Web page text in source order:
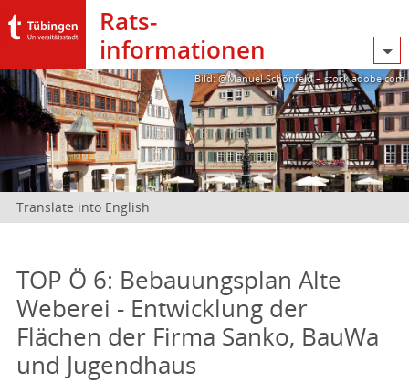
Rats­
informationen
Bild: @Manuel Schönfeld – stock.adobe.com
Translate into English
TOP Ö 6: Bebauungsplan Alte
Weberei - Entwicklung der
Flächen der Firma Sanko, BauWa
und Jugendhaus